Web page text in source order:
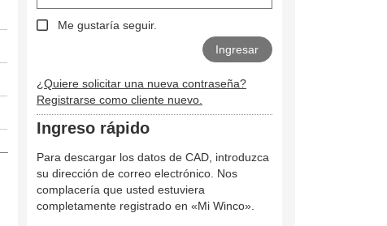
Me gustaría seguir.
¿Quiere solicitar una nueva contraseña?
Registrarse como cliente nuevo.
Ingreso rápido
Para descargar los datos de CAD, introduzca
su dirección de correo electrónico. Nos
complacería que usted estuviera
completamente registrado en «Mi Winco».